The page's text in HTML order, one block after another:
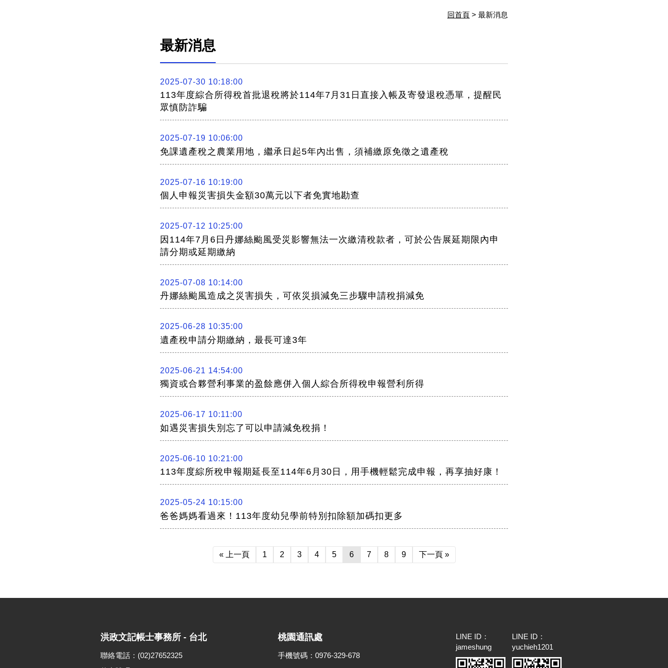
回首頁 > 最新消息
最新消息
2025-07-30 10:18:00
113年度綜合所得稅首批退稅將於114年7月31日直接入帳及寄發退稅憑單，提醒民
眾慎防詐騙
2025-07-19 10:06:00
免課遺產稅之農業用地，繼承日起5年內出售，須補繳原免徵之遺產稅
2025-07-16 10:19:00
個人申報災害損失金額30萬元以下者免實地勘查
2025-07-12 10:25:00
因114年7月6日丹娜絲颱風受災影響無法一次繳清稅款者，可於公告展延期限內申
請分期或延期繳納
2025-07-08 10:14:00
丹娜絲颱風造成之災害損失，可依災損減免三步驟申請稅捐減免
2025-06-28 10:35:00
遺產稅申請分期繳納，最長可達3年
2025-06-21 14:54:00
獨資或合夥營利事業的盈餘應併入個人綜合所得稅申報營利所得
2025-06-17 10:11:00
如遇災害損失別忘了可以申請減免稅捐！
2025-06-10 10:21:00
113年度綜所稅申報期延長至114年6月30日，用手機輕鬆完成申報，再享抽好康！
2025-05-24 10:15:00
爸爸媽媽看過來！113年度幼兒學前特別扣除額加碼扣更多
« 上一頁 1 2 3 4 5 6 7 8 9 下一頁 »
洪政文記帳士事務所 - 台北
聯絡電話：(02)27652325
桃園通訊處
手機號碼：0976-329-678
LINE ID：
jameshung
LINE ID：
yuchieh1201